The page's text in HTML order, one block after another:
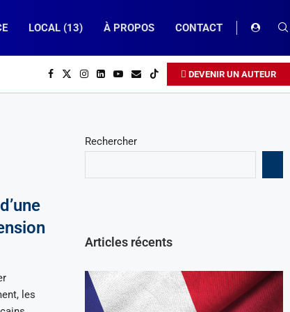
LOCAL (13) À PROPOS CONTACT
DEVENIR UN AUTEUR
les
Rechercher
Articles récents